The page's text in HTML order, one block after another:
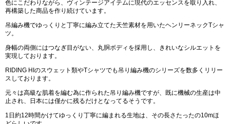
色にこだわりながら、ヴィンテージアイテムに現代のエッセンスを取り入れ、
再構築した商品を作り続けています。
吊編み機でゆっくりと丁寧に編み立てた天竺素材を用いたヘンリーネックTシャ
ツ。
身幅の両側にはつなぎ目がない、丸胴ボディを採用し、きれいなシルエットを
実現しております。
RIDING HIのスウェット類やTシャツでも吊り編み機のシリーズを数多くリリー
スしております。
元々は高級な肌着を編む為に作られた吊り編み機ですが、既に機械の生産は中
止され、日本には僅かに残るだけとなってるそうです。
1日約12時間かけてゆっくり丁寧に編まれる生地は、その長さたったの10mほ